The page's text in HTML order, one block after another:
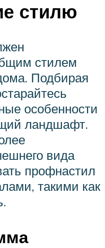
стилю
стилем
Подбирая
особенности
ландшафт.
вида
профнастил
такими как